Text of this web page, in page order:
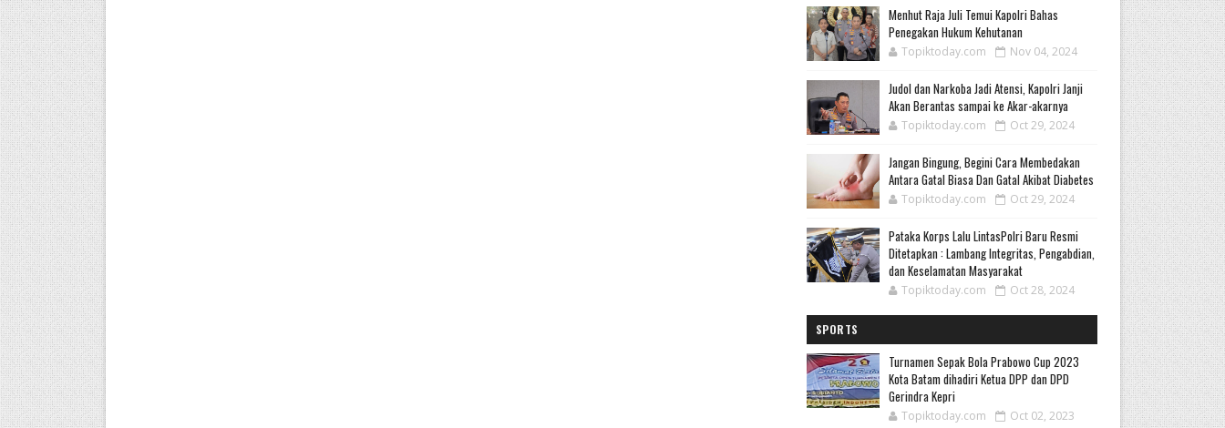
Menhut Raja Juli Temui Kapolri Bahas
Penegakan Hukum Kehutanan
Topiktoday.com Nov 04, 2024
Judol dan Narkoba Jadi Atensi, Kapolri Janji
Akan Berantas sampai ke Akar-akarnya
Topiktoday.com Oct 29, 2024
Jangan Bingung, Begini Cara Membedakan
Antara Gatal Biasa Dan Gatal Akibat Diabetes
Topiktoday.com Oct 29, 2024
Pataka Korps Lalu LintasPolri Baru Resmi
Ditetapkan : Lambang Integritas, Pengabdian,
dan Keselamatan Masyarakat
Topiktoday.com Oct 28, 2024
SPORTS
Turnamen Sepak Bola Prabowo Cup 2023
Kota Batam dihadiri Ketua DPP dan DPD
Gerindra Kepri
Topiktoday.com Oct 02, 2023